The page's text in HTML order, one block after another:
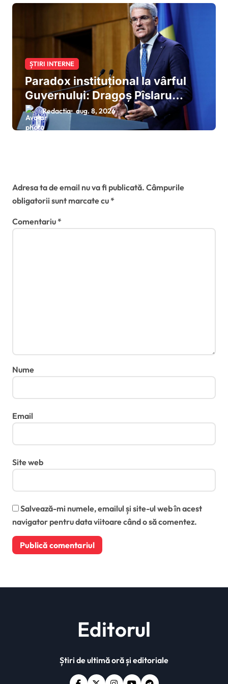
ȘTIRI INTERNE
Paradox instituțional la vârful
Guvernului: Dragoș Pîslaru
solicită din postura de ministru
interimar al MIPE modificarea
Redactia aug. 8, 2026
Adresa ta de email nu va fi publicată. Câmpurile
obligatorii sunt marcate cu*
Comentariu*
Nume
Email
Site web
Salvează-mi numele, emailul și site-ul web în acest
navigator pentru data viitoare când o să comentez.
Editorul
Știri de ultimă oră și editoriale